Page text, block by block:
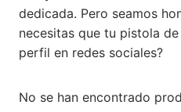
dedicada. Pero seamos
necesitas que tu pistola
perfil en redes sociales?
No se han encontrado